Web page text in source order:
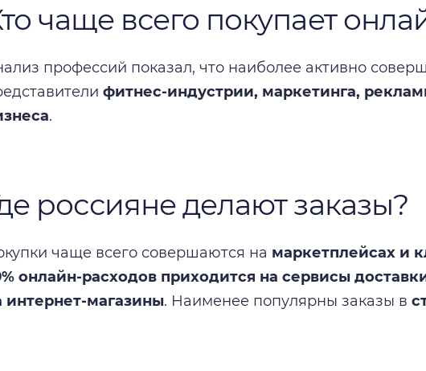
чаще всего покупает
профессий показал, что наиболее активно
фитнес-индустрии, маркетинга,
.
россияне делают заказы?
чаще всего совершаются на маркетплейсах и
онлайн-расходов приходится на сервисы
интернет-магазины. Наименее популярны заказы в